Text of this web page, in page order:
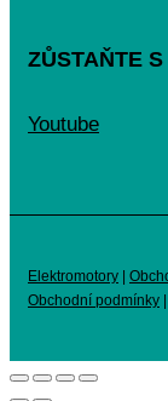
ZŮSTAŇTE
Youtube
Elektromotory |
Obchodní podmínky |